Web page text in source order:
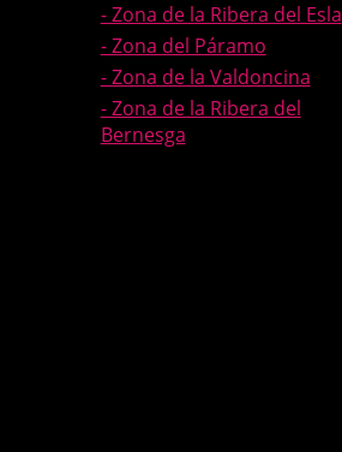
- Zona de la Ribera del Esla
- Zona del Páramo
- Zona de la Valdoncina
- Zona de la Ribera del
Bernesga